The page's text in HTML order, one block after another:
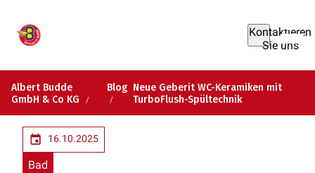
Kontaktieren
Sie uns
Albert Budde
GmbH & Co KG
Blog Neue Geberit WC-Keramiken mit
TurboFlush-Spültechnik
16.10.2025
Bad